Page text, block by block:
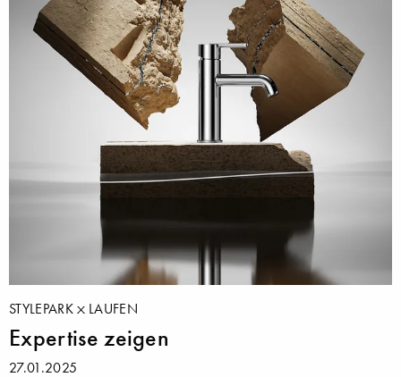
STYLEPARK LAUFEN
Expertise zeigen
27.01.2025